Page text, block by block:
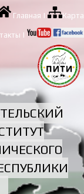
Главная | Карта
|